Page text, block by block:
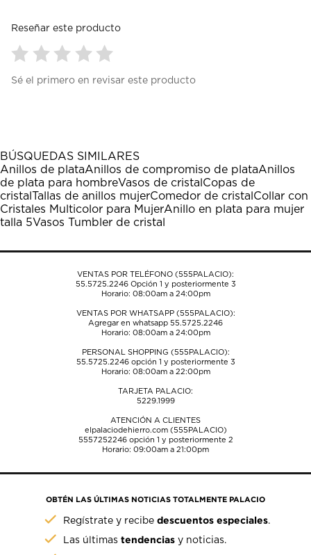
Reseñar este producto
para
1
estrella
Esta
acción
abrirá
el
formulario
envío.
para
estrellas.
Esta
acción
abrirá
el
formulario
envío.
para
estrellas.
Esta
acción
abrirá
el
formulario
envío.
para
estrellas.
Esta
acción
abrirá
el
formulario
envío.
para
estrellas.
Esta
acción
abrirá
el
formulario
envío.
Sé el primero en revisar este producto
BÚSQUEDAS SIMILARES
Anillos de plataAnillos de compromiso de plataAnillos
de plata para hombreVasos de cristal Copas de
cristal Tallas de anillos mujerComedor de cristal Collar con
Cristales Multicolor para MujerAnillo en plata para mujer
talla 5Vasos Tumbler de cristal
VENTAS POR TELÉFONO (555PALACIO):
55.5725.2246Opción 1 y posteriormente 3
Horario: 08:00am a 24:00pm
VENTAS POR WHATSAPP (555PALACIO):
Agregar en whatsapp 55.5725.2246
Horario: 08:00am a 24:00pm
PERSONAL SHOPPING (555PALACIO):
55.5725.2246opción 1 y posteriormente 3
Horario: 08:00am a 22:00pm
TARJETA PALACIO:
5229.1999
ATENCIÓN A CLIENTES
elpalaciodehierro.com (555PALACIO)
5557252246opción 1 y posteriormente 2
Horario: 09:00am a 21:00pm
OBTÉN LAS ÚLTIMAS NOTICIAS TOTALMENTE PALACIO
Regístrate y recibedescuentos especiales.
Las últimastendencias y noticias.